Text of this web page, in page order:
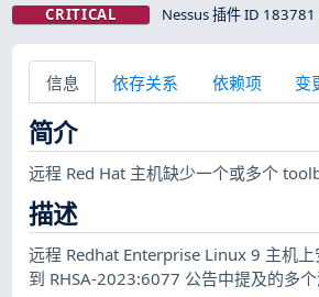
CRITICAL Nessus 插件 ID 183781
信息 依存关系 依赖项 变
简介
远程 Red Hat 主机缺少一个或多个
描述
远程 Redhat Enterprise Linux 9 主机
到 RHSA-2023:6077 公告中提及的多个